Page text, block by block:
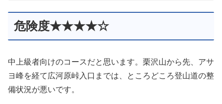
危険度★★★★☆
中上級者向けのコースだと思います。栗沢山から先、アサ
ヨ峰を経て広河原峠入口までは、ところどころ登山道の整
備状況が悪いです。